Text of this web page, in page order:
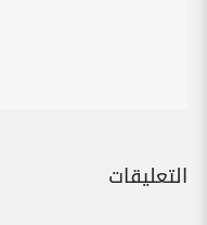
التعليقات